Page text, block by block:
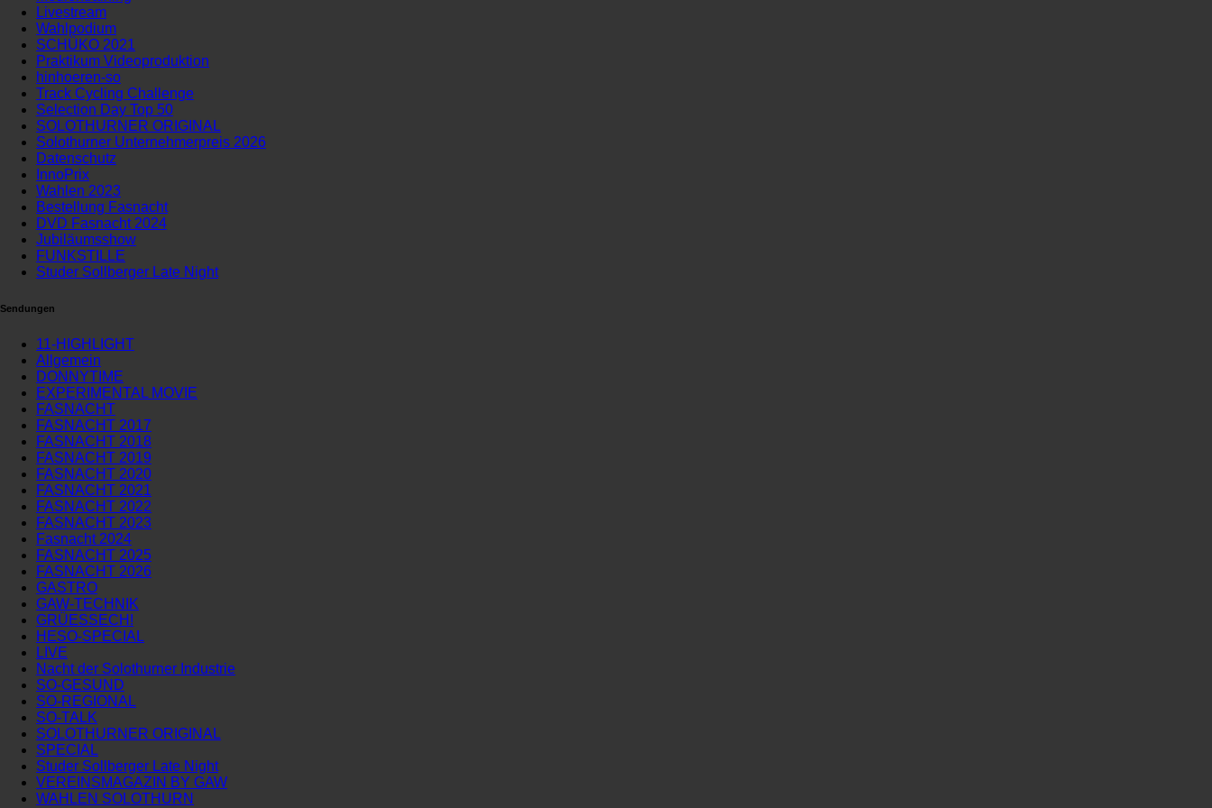
Livestream
Wahlpodium
SCHÜKO 2021
Praktikum Videoproduktion
hinhoeren-so
Track Cycling Challenge
Selection Day Top 50
SOLOTHURNER ORIGINAL
Solothurner Unternehmerpreis 2026
Datenschutz
InnoPrix
Wahlen 2023
Bestellung Fasnacht
DVD Fasnacht 2024
Jubiläumsshow
FUNKSTILLE
Studer Sollberger Late Night
Sendungen
11-HIGHLIGHT
Allgemein
DONNYTIME
EXPERIMENTAL MOVIE
FASNACHT
FASNACHT 2017
FASNACHT 2018
FASNACHT 2019
FASNACHT 2020
FASNACHT 2021
FASNACHT 2022
FASNACHT 2023
Fasnacht 2024
FASNACHT 2025
FASNACHT 2026
GASTRO
GAW-TECHNIK
GRÜESSECH!
HESO-SPECIAL
LIVE
Nacht der Solothurner Industrie
SO-GESUND
SO-REGIONAL
SO-TALK
SOLOTHURNER ORIGINAL
SPECIAL
Studer Sollberger Late Night
VEREINSMAGAZIN BY GAW
WAHLEN SOLOTHURN